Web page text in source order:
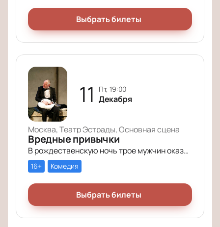
Выбрать билеты
11 пт, 19:00
Декабря
Москва, Театр Эстрады, Основная сцена
Вредные привычки
В рождественскую ночь трое мужчин оказываются в КПЗ за административные правонарушения. Один – за курение в неположенном месте, второй – за алкогольное опьянение, третий – за превышение скорости.
16+ Комедия
Выбрать билеты